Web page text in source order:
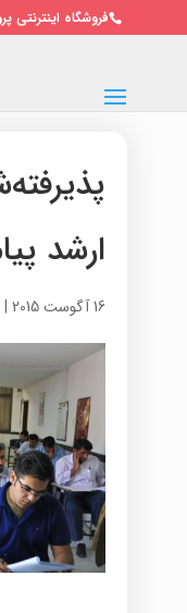
فروشگاه اینترنتی پرواز 09128501125 /
ارشد
16 آگوست 2015 |